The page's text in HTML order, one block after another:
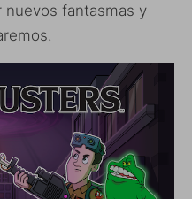
fantasmas y